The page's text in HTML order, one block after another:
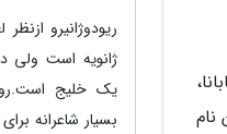
ریودوژانیرو
ژانویه است ولی
یک خلیج
بسیار شاعرانه